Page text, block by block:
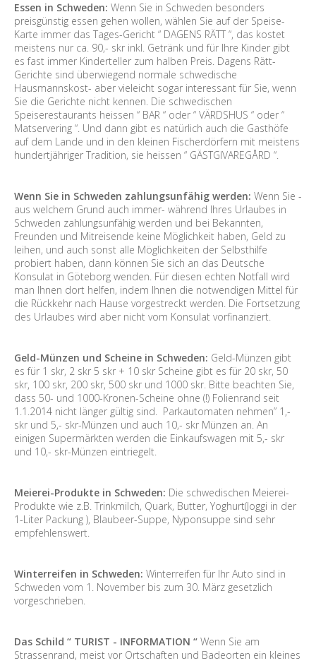
Essen in Schweden: Wenn Sie in Schweden besonders
preisgünstig essen gehen wollen, wählen Sie auf der Speise-
Karte immer das Tages-Gericht “ DAGENS RÄTT “, das kostet
meistens nur ca. 90,- skr inkl. Getränk und für Ihre Kinder gibt
es fast immer Kinderteller zum halben Preis. Dagens Rätt-
Gerichte sind überwiegend normale schwedische
Hausmannskost- aber vieleicht sogar interessant für Sie, wenn
Sie die Gerichte nicht kennen. Die schwedischen
Speiserestaurants heissen “ BAR “ oder “ VÄRDSHUS “ oder “
Matservering “. Und dann gibt es natürlich auch die Gasthöfe
auf dem Lande und in den kleinen Fischerdörfern mit meistens
hundertjähriger Tradition, sie heissen “ GÄSTGIVAREGÅRD “.
Wenn Sie in Schweden zahlungsunfähig werden: Wenn Sie -
aus welchem Grund auch immer- während Ihres Urlaubes in
Schweden zahlungsunfähig werden und bei Bekannten,
Freunden und Mitreisende keine Möglichkeit haben, Geld zu
leihen, und auch sonst alle Möglichkeiten der Selbsthilfe
probiert haben, dann können Sie sich an das Deutsche
Konsulat in Göteborg wenden. Für diesen echten Notfall wird
man Ihnen dort helfen, indem Ihnen die notwendigen Mittel für
die Rückkehr nach Hause vorgestreckt werden. Die Fortsetzung
des Urlaubes wird aber nicht vom Konsulat vorfinanziert.
Geld-Münzen und Scheine in Schweden: Geld-Münzen gibt
es für 1 skr, 2 skr 5 skr + 10 skr Scheine gibt es für 20 skr, 50
skr, 100 skr, 200 skr, 500 skr und 1000 skr. Bitte beachten Sie,
dass 50- und 1000-Kronen-Scheine ohne (!) Folienrand seit
1.1.2014 nicht länger gültig sind. Parkautomaten nehmen” 1,-
skr und 5,- skr-Münzen und auch 10,- skr Münzen an. An
einigen Supermärkten werden die Einkaufswagen mit 5,- skr
und 10,- skr-Münzen eintriegelt.
Meierei-Produkte in Schweden: Die schwedischen Meierei-
Produkte wie z.B. Trinkmilch, Quark, Butter, Yoghurt(Joggi in der
1-Liter Packung ), Blaubeer-Suppe, Nyponsuppe sind sehr
empfehlenswert.
Winterreifen in Schweden: Winterreifen für Ihr Auto sind in
Schweden vom 1. November bis zum 30. März gesetzlich
vorgeschrieben.
Das Schild “ TURIST - INFORMATION “ Wenn Sie am
Strassenrand, meist vor Ortschaften und Badeorten ein kleines